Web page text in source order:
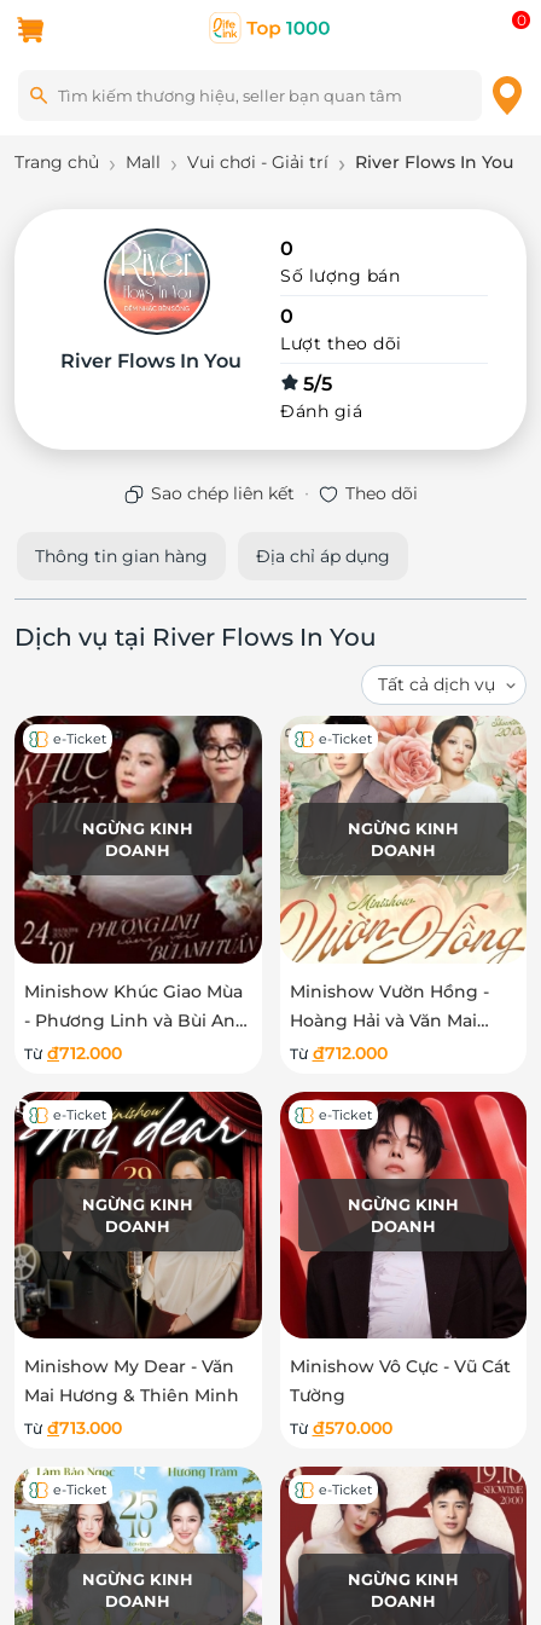
0
Trang chủ Mall Vui chơi - Giải trí River Flows In You
River Flows In You
0
Số lượng bán
0
Lượt theo dõi
5/5
Đánh giá
Sao chép liên kết · Theo dõi
Thông tin gian hàng Địa chỉ áp dụng
Dịch vụ tại River Flows In You
NGỪNG KINH
DOANH
e-Ticket
Minishow Khúc Giao Mùa
- Phương Linh và Bùi Anh
Tuấn
Từ đ712.000
NGỪNG KINH
DOANH
e-Ticket
Minishow Vườn Hồng -
Hoàng Hải và Văn Mai
Hương
Từ đ712.000
NGỪNG KINH
DOANH
e-Ticket
Minishow My Dear - Văn
Mai Hương & Thiên Minh
Từ đ713.000
NGỪNG KINH
DOANH
e-Ticket
Minishow Vô Cực - Vũ Cát
Tường
Từ đ570.000
NGỪNG KINH
DOANH
e-Ticket
NGỪNG KINH
DOANH
e-Ticket